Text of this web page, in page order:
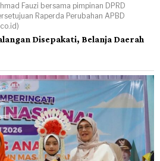
Fauzi bersama pimpinan DPRD
Raperda Perubahan APBD
Disepakati, Belanja Daerah